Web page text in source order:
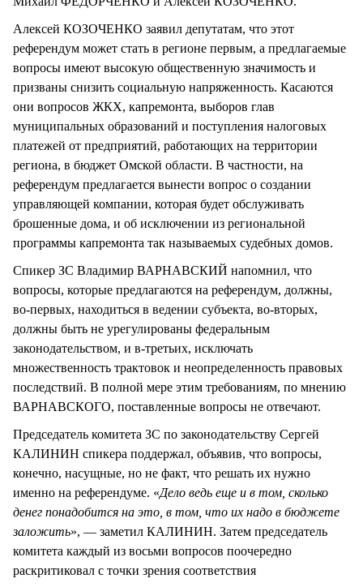
Алексей КОЗОЧЕНКО заявил депутатам, что этот
референдум может стать в регионе первым, а предлагаемые
вопросы имеют высокую общественную значимость и
призваны снизить социальную напряженность. Касаются
они вопросов ЖКХ, капремонта, выборов глав
муниципальных образований и поступления налоговых
платежей от предприятий, работающих на территории
региона, в бюджет Омской области. В частности, на
референдум предлагается вынести вопрос о создании
управляющей компании, которая будет обслуживать
брошенные дома, и об исключении из региональной
программы капремонта так называемых судебных домов.
Спикер ЗС Владимир ВАРНАВСКИЙ напомнил, что
вопросы, которые предлагаются на референдум, должны,
во-первых, находиться в ведении субъекта, во-вторых,
должны быть не урегулированы федеральным
законодательством, и в-третьих, исключать
множественность трактовок и неопределенность правовых
последствий. В полной мере этим требованиям, по мнению
ВАРНАВСКОГО, поставленные вопросы не отвечают.
Председатель комитета ЗС по законодательству Сергей
КАЛИНИН спикера поддержал, объявив, что вопросы,
конечно, насущные, но не факт, что решать их нужно
именно на референдуме. «Дело ведь еще и в том, сколько
денег понадобится на это, в том, что их надо в бюджете
заложить», — заметил КАЛИНИН. Затем председатель
комитета каждый из восьми вопросов поочередно
раскритиковал с точки зрения соответствия